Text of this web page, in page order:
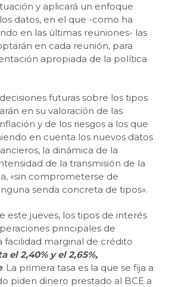
y aplicará un enfoque
datos, en el que -como ha
en las últimas reuniones- las
en cada reunión, para
apropiada de la política
futuras sobre los tipos
en su valoración de las
y de los riesgos a los que
en cuenta los nuevos datos
la dinámica de la
de la transmisión de la
«sin comprometerse de
senda concreta de tipos».
este jueves, los tipos de interés
principales de
facilidad marginal de crédito
el 2,40% y el 2,65%,
. La primera tasa es la que se fija a
piden dinero prestado al BCE a